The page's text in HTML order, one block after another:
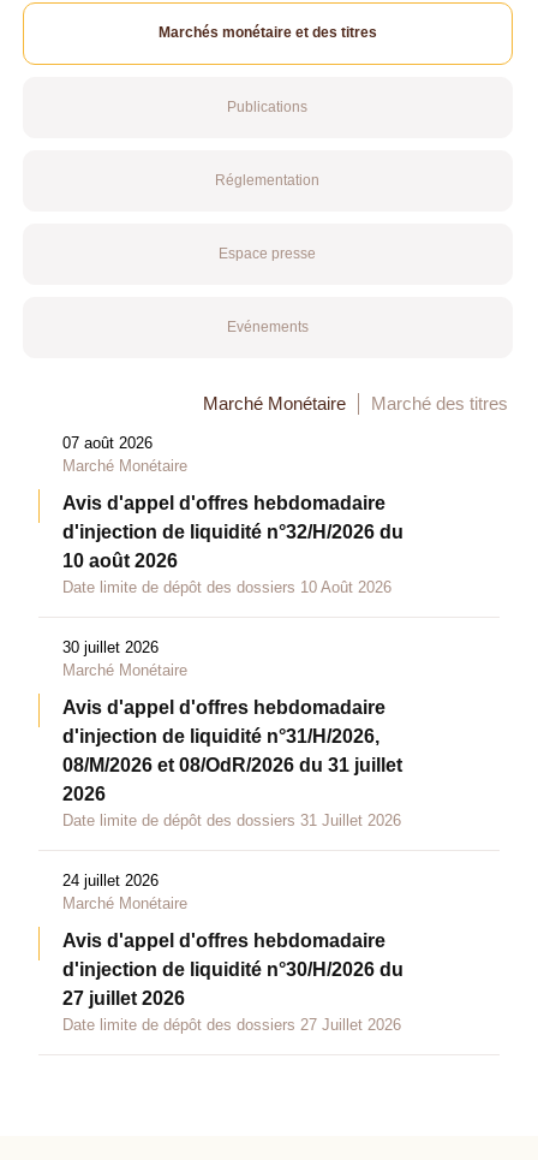
Marchés monétaire et des titres
Publications
Réglementation
Espace presse
Evénements
Marché Monétaire Marché des titres
07 août 2026
Marché Monétaire
Avis d'appel d'offres hebdomadaire
d'injection de liquidité n°32/H/2026 du
10 août 2026
Date limite de dépôt des dossiers 10 Août 2026
30 juillet 2026
Marché Monétaire
Avis d'appel d'offres hebdomadaire
d'injection de liquidité n°31/H/2026,
08/M/2026 et 08/OdR/2026 du 31 juillet
2026
Date limite de dépôt des dossiers 31 Juillet 2026
24 juillet 2026
Marché Monétaire
Avis d'appel d'offres hebdomadaire
d'injection de liquidité n°30/H/2026 du
27 juillet 2026
Date limite de dépôt des dossiers 27 Juillet 2026